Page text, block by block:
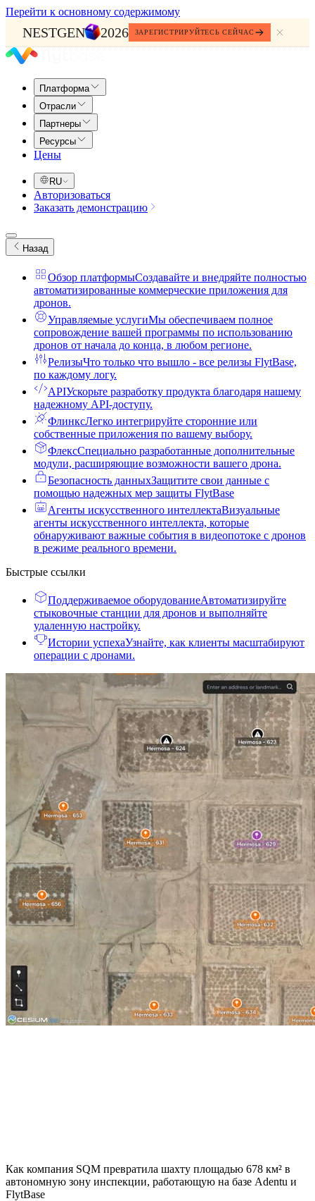
Перейти к основному содержимому
NESTGEN 2026 ЗАРЕГИСТРИРУЙТЕСЬ СЕЙЧАС
Платформа
Отрасли
Партнеры
Ресурсы
Цены
RU
Авторизоваться
Заказать демонстрацию
Назад
Обзор платформыСоздавайте и внедряйте полностью
автоматизированные коммерческие приложения для
дронов.
Управляемые услугиМы обеспечиваем полное
сопровождение вашей программы по использованию
дронов от начала до конца, в любом регионе.
РелизыЧто только что вышло - все релизы FlytBase,
по каждому логу.
APIУскорьте разработку продукта благодаря нашему
надежному API-доступу.
ФлинксЛегко интегрируйте сторонние или
собственные приложения по вашему выбору.
ФлексСпециально разработанные дополнительные
модули, расширяющие возможности вашего дрона.
Безопасность данныхЗащитите свои данные с
помощью надежных мер защиты FlytBase
Агенты искусственного интеллектаВизуальные
агенты искусственного интеллекта, которые
обнаруживают важные события в видеопотоке с дронов
в режиме реального времени.
Быстрые ссылки
Поддерживаемое оборудованиеАвтоматизируйте
стыковочные станции для дронов и выполняйте
удаленную настройку.
Истории успехаУзнайте, как клиенты масштабируют
операции с дронами.
Как компания SQM превратила шахту площадью 678 км² в
автономную зону инспекции, работающую на базе Adentu и
FlytBase